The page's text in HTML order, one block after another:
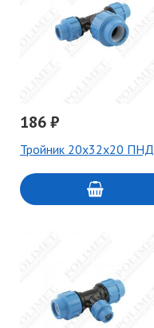
186 ₽
Тройник 20х32х20 ПНД